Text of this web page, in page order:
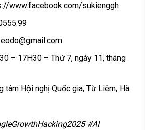
www.facebook.com/sukienggh
– 17H30 – Thứ 7, ngày 11, tháng
tâm Hội nghị Quốc gia, Từ Liêm, Hà
#AI